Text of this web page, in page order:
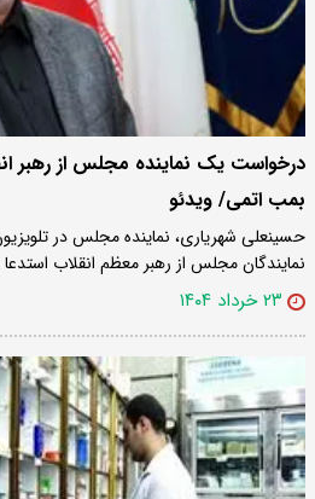
درخواست یک نماینده مجلس از رهبر
بمب اتمی/ ویدئو
حسینعلی شهریاری، نماینده مجلس در
نمایندگان مجلس از رهبر معظم انقلاب
۲۳ خرداد ۱۴۰۴